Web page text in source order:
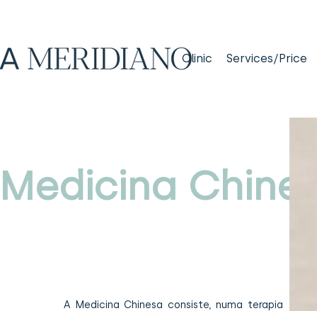
Clinic Services/Price
A Medicina Chinesa consiste, numa terapia